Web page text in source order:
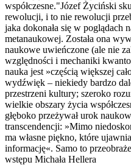
współczesne."Józef Życiński
rewolucji, i to nie rewolucji
jaka dokonała się w poglądach
metanaukowej. Została ona
naukowe uwieńczone (ale nie
względności i mechaniki
nauka jest »częścią większej
wydźwięk – niekiedy bardzo
przestrzeni kultury; szeroko
wielkie obszary życia
głęboko przeżywał urok
transcendencji: »Mimo
ma własne piękno, które
informację«. Samo to
wstępu Michała Hellera